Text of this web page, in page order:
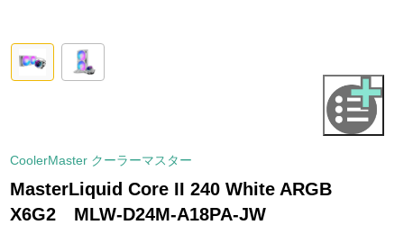
CoolerMaster クーラーマスター
MasterLiquid Core II 240 White ARGB
X6G2 MLW-D24M-A18PA-JW